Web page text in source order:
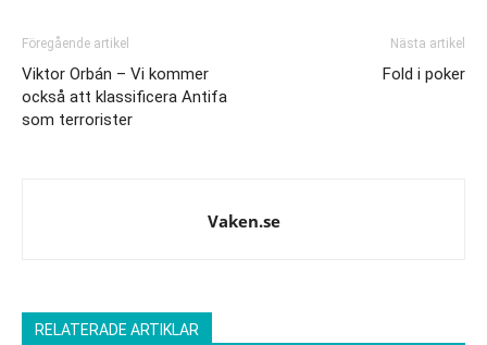
Föregående artikel
Viktor Orbán – Vi kommer
också att klassificera Antifa
som terrorister
Nästa artikel
Fold i poker
Vaken.se
RELATERADE ARTIKLAR